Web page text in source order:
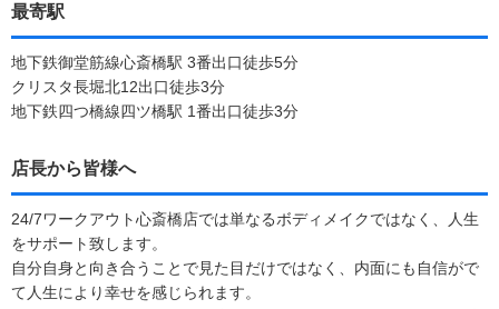
最寄駅
地下鉄御堂筋線心斎橋駅 3番出口徒歩5分
クリスタ長堀北12出口徒歩3分
地下鉄四つ橋線四ツ橋駅 1番出口徒歩3分
店長から皆様へ
24/7ワークアウト心斎橋店では単なるボディメイクではなく、人生
をサポート致します。
自分自身と向き合うことで見た目だけではなく、内面にも自信がで
て人生により幸せを感じられます。